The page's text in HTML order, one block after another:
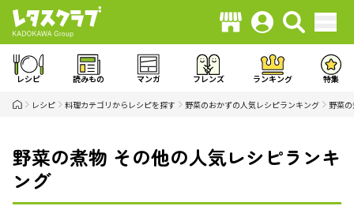
レシピ 読みもの マンガ フレンズ ランキング 特集
レシピ 料理カテゴリからレシピを探す 野菜のおかずの人気レシピランキング 野菜
野菜の煮物 その他の人気レシピランキ
ング